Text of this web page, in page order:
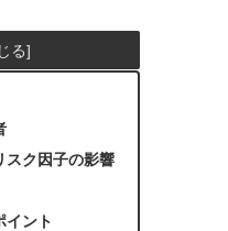
スク因子の影響
イント